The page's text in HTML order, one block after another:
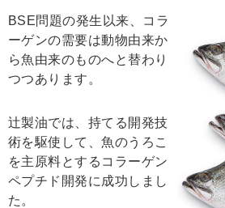
BSE問題の発生以来、コラ
ーゲンの需要は動物由来か
ら魚由来のものへと替わり
つつあります。
辻製油では、持てる開発技
術を駆使して、魚のうろこ
を主原料とするコラーゲン
ペプチド開発に成功しまし
た。